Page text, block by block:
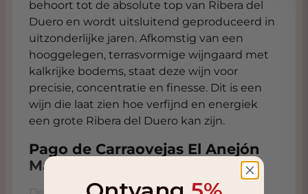
behoort tot de absolute top van Ribera del
Duero en wordt uitsluitend geproduceerd in
uitzonderlijke jaren. Afkomstig van een
hooggelegen, terrasvormige wijngaard met
kalkrijke bodems, staat deze wijn voor
precisie, concentratie en finesse. Dit is een
wijn die laat zien hoe verfijnd en energiek
een grote Ribera del Duero kan zijn.
Pago de Carraovejas El Anejón
Magnum